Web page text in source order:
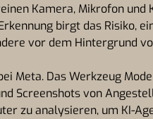
Kamera, Mikrofon
birgt das Risiko,
vor dem Hintergrund
Meta. Das Werkzeug
Screenshots von
zu analysieren, um KI-